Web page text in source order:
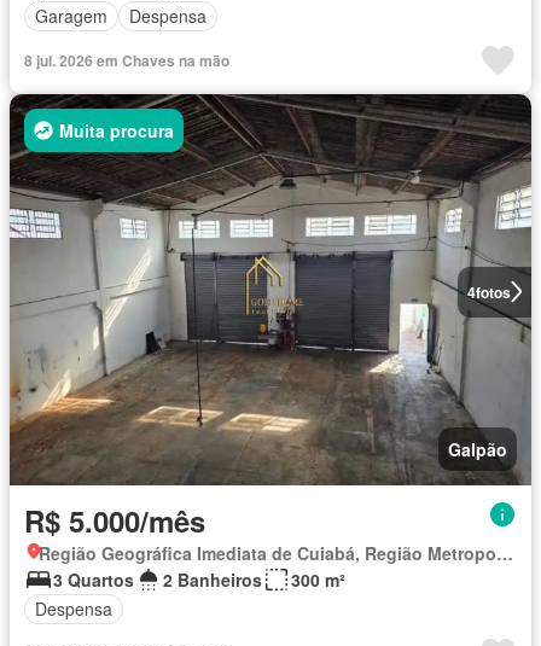
Garagem
Despensa
8 jul. 2026 em Chaves na mão
4fotos
Muita procura
Galpão
R$ 5.000/mês
Região Geográfica Imediata de Cuiabá, Região Metropolitana do Vale do Rio Cuiabá
3 Quartos
2 Banheiros
300 m²
Despensa